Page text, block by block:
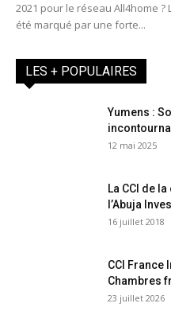
2021 pour le réseau All4home ?
été marqué par une forte...
LES + POPULAIRES
Yumens :
12 mai 2025
La CCI de
l’Abuja
16 juillet 2018
CCI France
Chambres
23 juillet 2026